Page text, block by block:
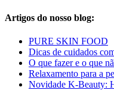
Artigos do nosso blog:
PURE SKIN FOOD
Dicas de cuidados
O que fazer e o que
Relaxamento para a
Novidade K-Beauty: